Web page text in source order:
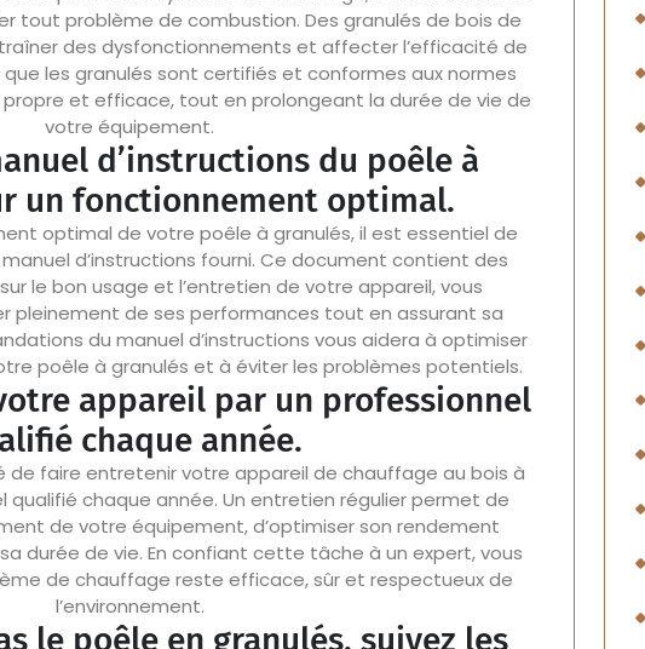
tout problème de combustion. Des granulés de bois de
des dysfonctionnements et affecter l’efficacité de
les granulés sont certifiés et conformes aux normes
et efficace, tout en prolongeant la durée de vie de
votre équipement.
d’instructions du poêle à
un fonctionnement optimal.
optimal de votre poêle à granulés, il est essentiel de
d’instructions fourni. Ce document contient des
le bon usage et l’entretien de votre appareil, vous
pleinement de ses performances tout en assurant sa
du manuel d’instructions vous aidera à optimiser
poêle à granulés et à éviter les problèmes potentiels.
appareil par un professionnel
chaque année.
faire entretenir votre appareil de chauffage au bois à
qualifié chaque année. Un entretien régulier permet de
de votre équipement, d’optimiser son rendement
durée de vie. En confiant cette tâche à un expert, vous
de chauffage reste efficace, sûr et respectueux de
l’environnement.
le poêle en granulés, suivez les